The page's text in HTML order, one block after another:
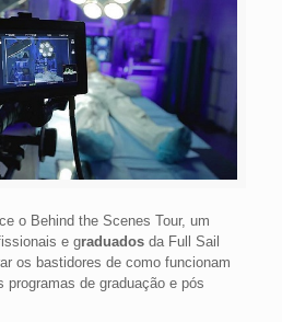
o Behind the Scenes Tour, um
e graduadosda Full Sail
os bastidores de como funcionam
de graduação e pós